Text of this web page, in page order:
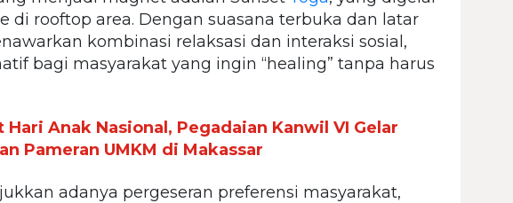
di rooftop area. Dengan suasana terbuka dan latar
kombinasi relaksasi dan interaksi sosial,
bagi masyarakat yang ingin “healing” tanpa harus
Hari Anak Nasional, Pegadaian Kanwil VI Gelar
Pameran UMKM di Makassar
adanya pergeseran preferensi masyarakat,